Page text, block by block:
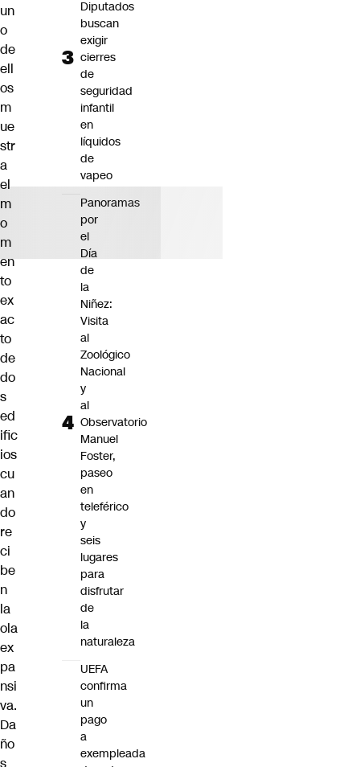
un
o
de
ell
os
m
ue
str
a
el
m
o
m
en
to
ex
ac
to
de
do
s
ed
ific
ios
cu
an
do
re
ci
be
n
la
ola
ex
pa
nsi
va.
Da
ño
s
Diputados
buscan
exigir
cierres
de
seguridad
infantil
en
líquidos
de
vapeo
Panoramas
por
el
Día
de
la
Niñez:
Visita
al
Zoológico
Nacional
y
al
Observatorio
Manuel
Foster,
paseo
en
teleférico
y
seis
lugares
para
disfrutar
de
la
naturaleza
UEFA
confirma
un
pago
a
exempleada